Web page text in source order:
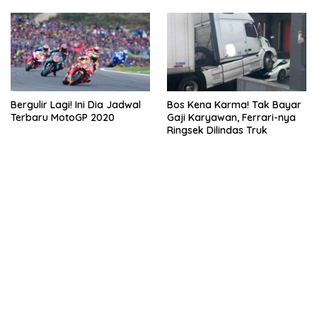
Bergulir Lagi! Ini Dia Jadwal
Terbaru MotoGP 2020
Bos Kena Karma! Tak Bayar
Gaji Karyawan, Ferrari-nya
Ringsek Dilindas Truk